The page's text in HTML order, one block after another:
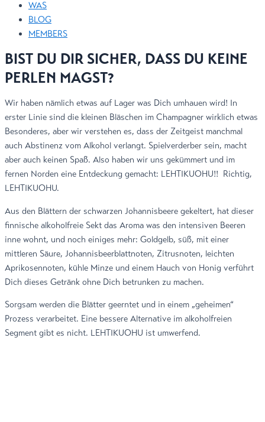
WAS
BLOG
MEMBERS
BIST DU DIR SICHER, DASS DU KEINE
PERLEN MAGST?
Wir haben nämlich etwas auf Lager was Dich umhauen wird! In
erster Linie sind die kleinen Bläschen im Champagner wirklich etwas
Besonderes, aber wir verstehen es, dass der Zeitgeist manchmal
auch Abstinenz vom Alkohol verlangt. Spielverderber sein, macht
aber auch keinen Spaß. Also haben wir uns gekümmert und im
fernen Norden eine Entdeckung gemacht: LEHTIKUOHU!! Richtig,
LEHTIKUOHU.
Aus den Blättern der schwarzen Johannisbeere gekeltert, hat dieser
finnische alkoholfreie Sekt das Aroma was den intensiven Beeren
inne wohnt, und noch einiges mehr: Goldgelb, süß, mit einer
mittleren Säure, Johannisbeerblattnoten, Zitrusnoten, leichten
Aprikosennoten, kühle Minze und einem Hauch von Honig verführt
Dich dieses Getränk ohne Dich betrunken zu machen.
Sorgsam werden die Blätter geerntet und in einem „geheimen“
Prozess verarbeitet. Eine bessere Alternative im alkoholfreien
Segment gibt es nicht. LEHTIKUOHU ist umwerfend.